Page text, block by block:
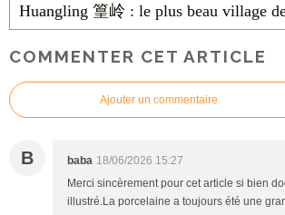
Huangling 篁岭 : le plus beau village
COMMENTER CET ARTICLE
Ajouter un commentaire
B baba 18/06/2026 15:27
Merci sincèrement pour cet article si bien
illustré.La porcelaine a toujours été une